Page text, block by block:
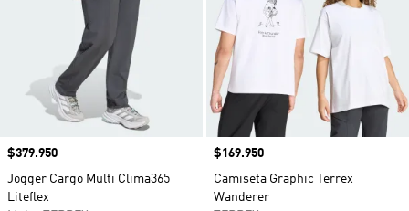
Precio
$379.950
Jogger Cargo Multi Clima365
Liteflex
Precio
$169.950
Camiseta Graphic Terrex
Wanderer